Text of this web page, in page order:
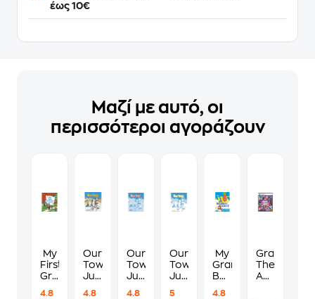
έως 10€
Μαζί με αυτό, οι
περισσότεροι αγοράζουν
My
First
Grammar
4.8
Our
Town
Junior
4.8
Our
Town
Junior
4.8
Our
Town
Junior
5
My
Grammar
Book
4.8
Grand
Theft
Auto